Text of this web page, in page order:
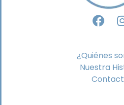
¿Quiénes
Nuestra